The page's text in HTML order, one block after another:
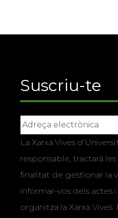
Suscriu-te
La Xarxa Vives
responsable, tractarà
finalitat de gestionar la
informar-vos dels actes
organitza la Xarxa